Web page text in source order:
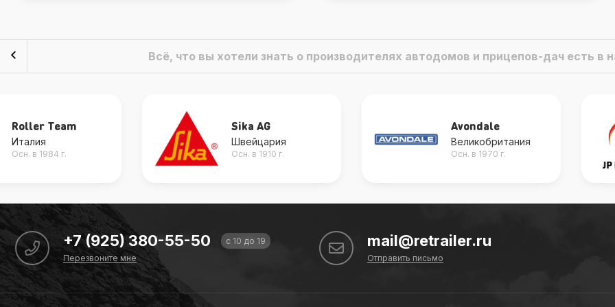
Всё, что вы хотели знать о производителях автодомов и прицепов-дач есть в
Sika AG
Швейцария
Осн. в 1910 г.
Avondale
Великобритания
Осн. в 1970 г.
JP Heater
Китай
Осн. в 2010 г.
+7 (925) 380-55-50
с 10 до 19
Перезвоните мне
mail@retrailer.ru
Отправить письмо